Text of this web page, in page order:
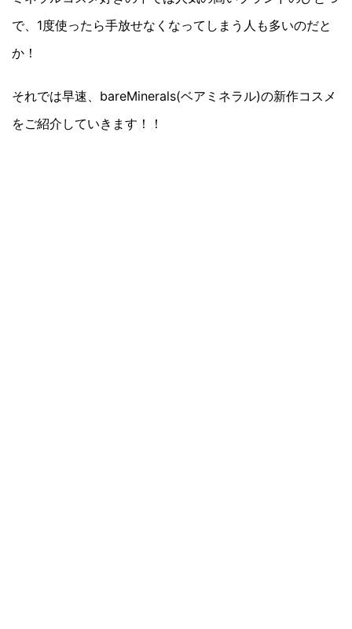
で、1度使ったら手放せなくなってしまう人も多いのだと
か！
それでは早速、bareMinerals(ベアミネラル)の新作コスメ
をご紹介していきます！！